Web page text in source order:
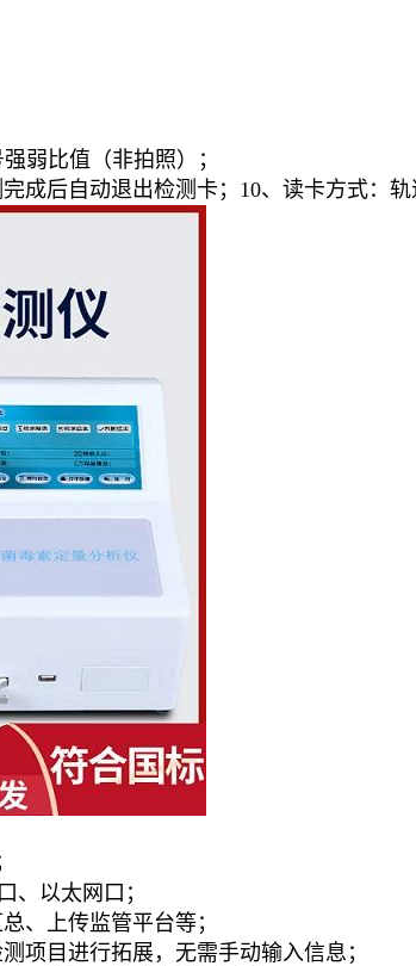
弱比值（非拍照）；
成后自动退出检测卡；10、读卡方式：
、以太网口；
、上传监管平台等；
项目进行拓展，无需手动输入信息；